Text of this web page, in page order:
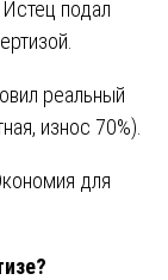
подал
реальный
износ 70%).
для